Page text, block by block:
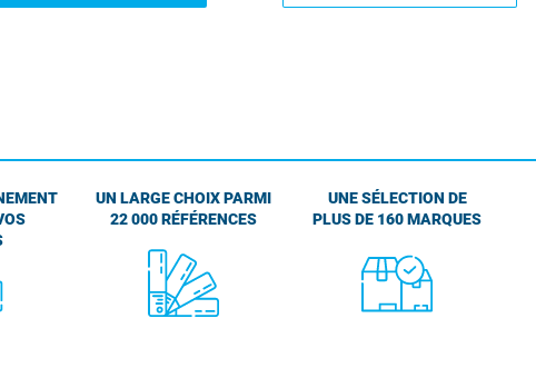
UN LARGE CHOIX PARMI
22 000 RÉFÉRENCES
UNE SÉLECTION DE
PLUS DE 160 MARQUES